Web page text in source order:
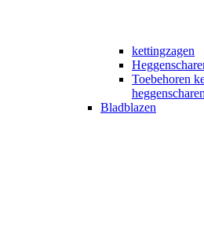
kettingzagen
Toebehoren
heggenscharen
Bladblazen